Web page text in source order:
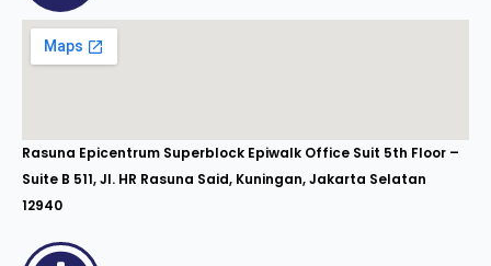
Rasuna Epicentrum Superblock Epiwalk Office Suit 5th Floor –
Suite B 511, Jl. HR Rasuna Said, Kuningan, Jakarta Selatan
12940